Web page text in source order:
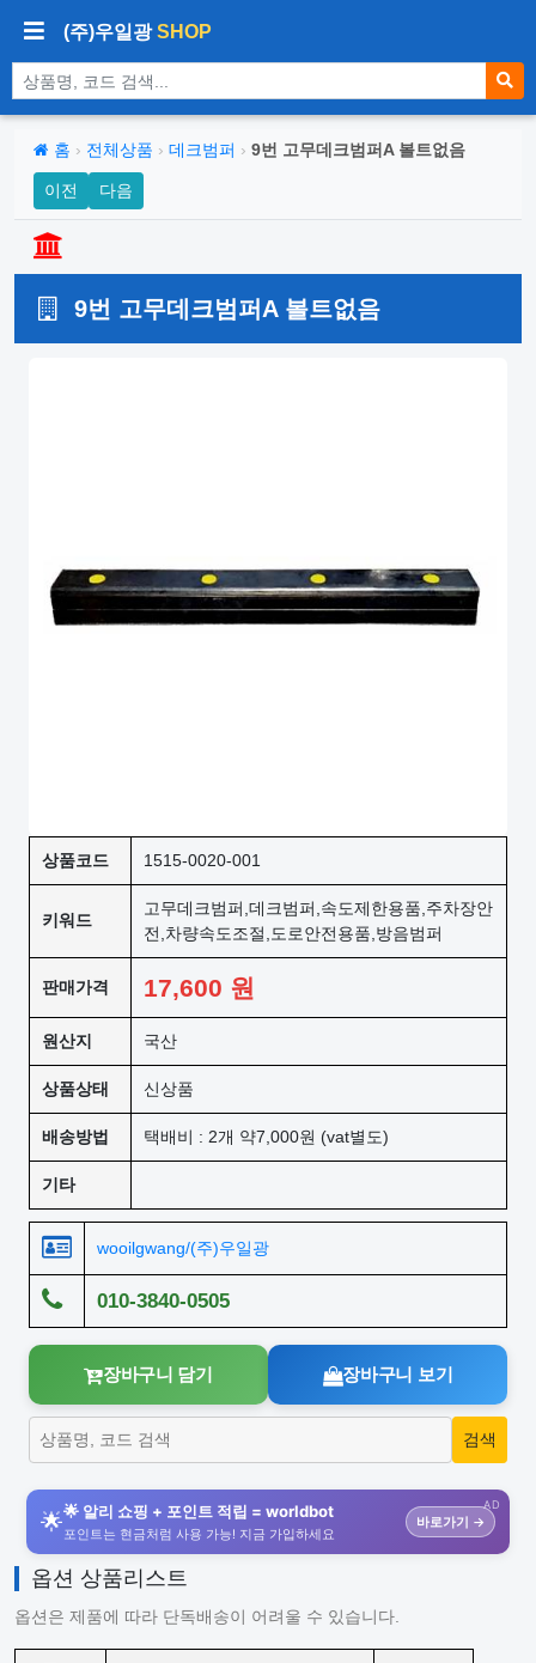
(주)우일광SHOP
상품 검색
홈 › 전체상품 › 데크범퍼 › 9번 고무데크범퍼A 볼트없음
이전 다음
9번 고무데크범퍼A 볼트없음
상품코드 1515-0020-001
키워드
고무데크범퍼,데크범퍼,속도제한용품,주차장안
전,차량속도조절,도로안전용품,방음범퍼
판매가격 17,600 원
원산지 국산
상품상태 신상품
배송방법 택배비 : 2개 약7,000원 (vat별도)
기타
wooilgwang/(주)우일광
010-3840-0505
장바구니 담기 장바구니 보기
AD
🌟🌟 알리 쇼핑 + 포인트 적립 = worldbot
포인트는 현금처럼 사용 가능! 지금 가입하세요
바로가기 →
옵션 상품리스트
옵션은 제품에 따라 단독배송이 어려울 수 있습니다.